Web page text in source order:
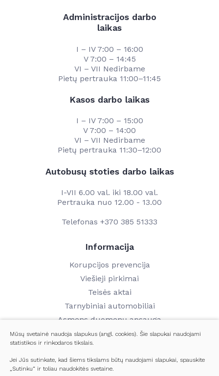
Administracijos darbo
laikas
I – IV 7:00 – 16:00
V 7:00 – 14:45
VI – VII Nedirbame
Pietų pertrauka 11:00–11:45
Kasos darbo laikas
I – IV 7:00 – 15:00
V 7:00 – 14:00
VI – VII Nedirbame
Pietų pertrauka 11:30–12:00
Autobusų stoties darbo laikas
I-VII 6.00 val. iki 18.00 val.
Pertrauka nuo 12.00 - 13.00
Telefonas +370 385 51333
Informacija
Korupcijos prevencija
Viešieji pirkimai
Teisės aktai
Tarnybiniai automobiliai
Asmens duomenų apsauga
Finansinių ataskaitų rinkiniai
Darbo užmokestis
Kontaktai
Mūsų svetainė naudoja slapukus (angl. cookies). Šie slapukai naudojami
statistikos ir rinkodaros tikslais.
Jei Jūs sutinkate, kad šiems tikslams būtų naudojami slapukai, spauskite
„Sutinku“ ir toliau naudokitės svetaine.